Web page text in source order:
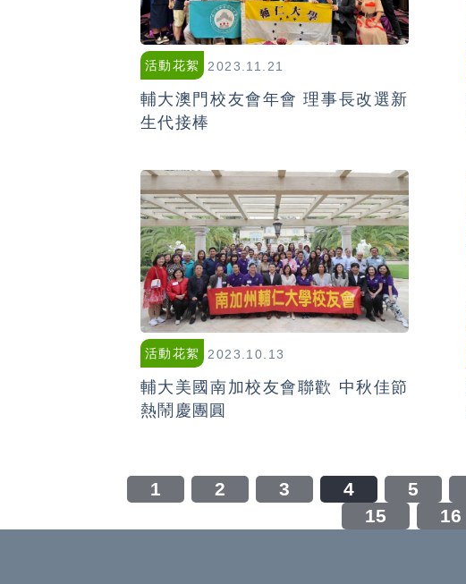
活動花絮 2023.11.21
輔大澳門校友會年會 理事長改選新
生代接棒
活動花絮 2023.10.13
輔大美國南加校友會聯歡 中秋佳節
熱鬧慶團圓
1 2 3 4 5
15
16